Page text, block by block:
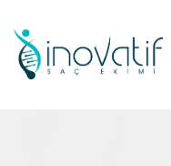
content